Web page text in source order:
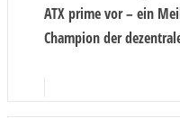
ATX prime vor – ein
Champion der